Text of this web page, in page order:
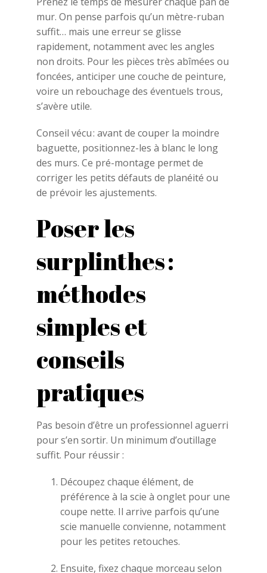
mur. On pense parfois qu’un mètre-ruban
suffit… mais une erreur se glisse
rapidement, notamment avec les angles
non droits. Pour les pièces très abîmées ou
foncées, anticiper une couche de peinture,
voire un rebouchage des éventuels trous,
s’avère utile.
Conseil vécu : avant de couper la moindre
baguette, positionnez-les à blanc le long
des murs. Ce pré-montage permet de
corriger les petits défauts de planéité ou
de prévoir les ajustements.
Poser les
surplinthes :
méthodes
simples et
conseils
pratiques
Pas besoin d’être un professionnel aguerri
pour s’en sortir. Un minimum d’outillage
suffit. Pour réussir :
Découpez chaque élément, de
préférence à la scie à onglet pour une
coupe nette. Il arrive parfois qu’une
scie manuelle convienne, notamment
pour les petites retouches.
Ensuite, fixez chaque morceau selon